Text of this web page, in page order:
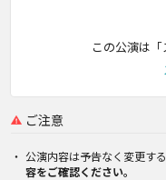
この公演は「
ご注意
公演内容は予告なく変更す
容をご確認ください。